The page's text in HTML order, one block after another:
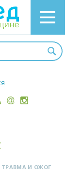
ТРАВМА И ОЖОГ